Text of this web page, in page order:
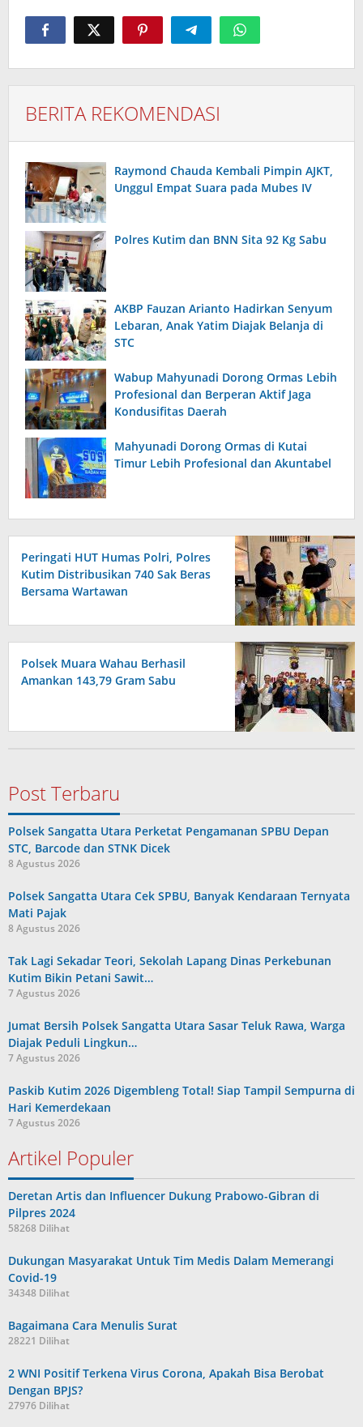
BERITA REKOMENDASI
Raymond Chauda Kembali Pimpin AJKT,
Unggul Empat Suara pada Mubes IV
Polres Kutim dan BNN Sita 92 Kg Sabu
AKBP Fauzan Arianto Hadirkan Senyum
Lebaran, Anak Yatim Diajak Belanja di
STC
Wabup Mahyunadi Dorong Ormas Lebih
Profesional dan Berperan Aktif Jaga
Kondusifitas Daerah
Mahyunadi Dorong Ormas di Kutai
Timur Lebih Profesional dan Akuntabel
Peringati HUT Humas Polri, Polres
Kutim Distribusikan 740 Sak Beras
Bersama Wartawan
Polsek Muara Wahau Berhasil
Amankan 143,79 Gram Sabu
Post Terbaru
Polsek Sangatta Utara Perketat Pengamanan SPBU Depan
STC, Barcode dan STNK Dicek
8 Agustus 2026
Polsek Sangatta Utara Cek SPBU, Banyak Kendaraan Ternyata
Mati Pajak
8 Agustus 2026
Tak Lagi Sekadar Teori, Sekolah Lapang Dinas Perkebunan
Kutim Bikin Petani Sawit…
7 Agustus 2026
Jumat Bersih Polsek Sangatta Utara Sasar Teluk Rawa, Warga
Diajak Peduli Lingkun…
7 Agustus 2026
Paskib Kutim 2026 Digembleng Total! Siap Tampil Sempurna di
Hari Kemerdekaan
7 Agustus 2026
Artikel Populer
Deretan Artis dan Influencer Dukung Prabowo-Gibran di
Pilpres 2024
58268 Dilihat
Dukungan Masyarakat Untuk Tim Medis Dalam Memerangi
Covid-19
34348 Dilihat
Bagaimana Cara Menulis Surat
28221 Dilihat
2 WNI Positif Terkena Virus Corona, Apakah Bisa Berobat
Dengan BPJS?
27976 Dilihat